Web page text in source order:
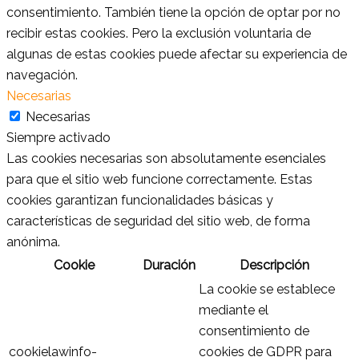
consentimiento. También tiene la opción de optar por no
recibir estas cookies. Pero la exclusión voluntaria de
algunas de estas cookies puede afectar su experiencia de
navegación.
Necesarias
Necesarias
Siempre activado
Las cookies necesarias son absolutamente esenciales
para que el sitio web funcione correctamente. Estas
cookies garantizan funcionalidades básicas y
características de seguridad del sitio web, de forma
anónima.
Cookie
Duración Descripción
cookielawinfo-
La cookie se establece
mediante el
consentimiento de
cookies de GDPR para